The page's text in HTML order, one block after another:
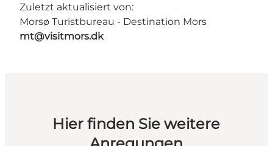
Zuletzt aktualisiert von:
Morsø Turistbureau - Destination Mors
mt@visitmors.dk
Hier finden Sie weitere